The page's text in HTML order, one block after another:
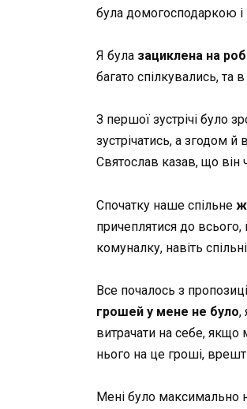
була домогосподаркою і
Я була зациклена на
багато спілкувались,
З першої зустрічі було
зустрічатись, а згодом
Святослав казав, що він
Спочатку наше спільне
причеплятися до
комуналку, навіть
Все почалось з
грошей у мене не було,
витрачати на себе,
нього на це гроші,
Мені було максимально